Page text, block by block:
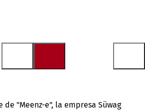
"Meenz-e", la empresa Süwag